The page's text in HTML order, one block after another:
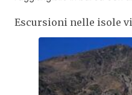
Escursioni nelle isole